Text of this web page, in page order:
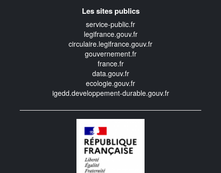
Les sites publics
service-public.fr
legifrance.gouv.fr
circulaire.legifrance.gouv.fr
gouvernement.fr
france.fr
data.gouv.fr
ecologie.gouv.fr
igedd.developpement-durable.gouv.fr